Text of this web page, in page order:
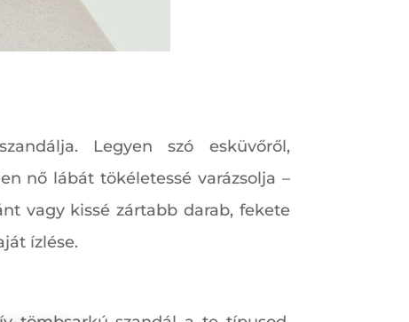
Legyen szó esküvőről,
nő lábát tökéletessé varázsolja –
vagy kissé zártabb darab, fekete
ízlése.